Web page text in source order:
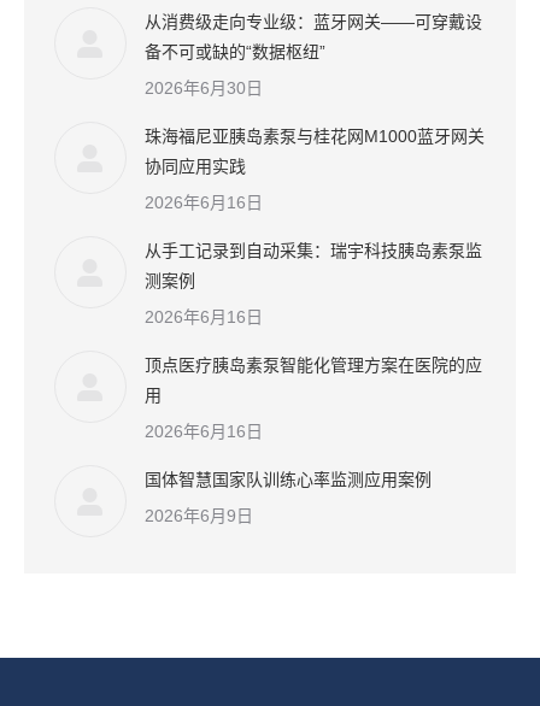
从消费级走向专业级：蓝牙网关——可穿戴设
备不可或缺的“数据枢纽”
2026年6月30日
珠海福尼亚胰岛素泵与桂花网M1000蓝牙网关
协同应用实践
2026年6月16日
从手工记录到自动采集：瑞宇科技胰岛素泵监
测案例
2026年6月16日
顶点医疗胰岛素泵智能化管理方案在医院的应
用
2026年6月16日
国体智慧国家队训练心率监测应用案例
2026年6月9日